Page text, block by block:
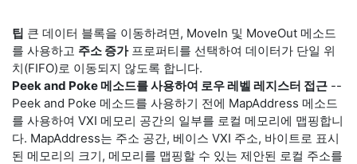
팁 큰 데이터 블록을 이동하려면, MoveIn 및 MoveOut 메소드
를 사용하고 주소 증가프로퍼티를 선택하여 데이터가 단일 위
치(FIFO)로 이동되지 않도록 합니다.
Peek and Poke 메소드를 사용하여 로우 레벨 레지스터 접근 --
Peek and Poke 메소드를 사용하기 전에 MapAddress 메소드
를 사용하여 VXI 메모리 공간의 일부를 로컬 메모리에 맵핑합니
다. MapAddress는 주소 공간, 베이스 VXI 주소, 바이트로 표시
된 메모리의 크기, 메모리를 맵핑할 수 있는 제안된 로컬 주소를